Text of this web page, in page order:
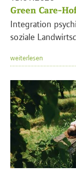
Green Care-
Integration
soziale
weiterlesen